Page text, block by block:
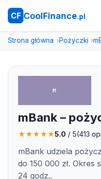
CF CoolFinance.pl
Strona główna Pożyczki
mBank –
★★★★★5.0 / 5(413
mBank udziela
do 150 000 zł. Okres
24 godz..